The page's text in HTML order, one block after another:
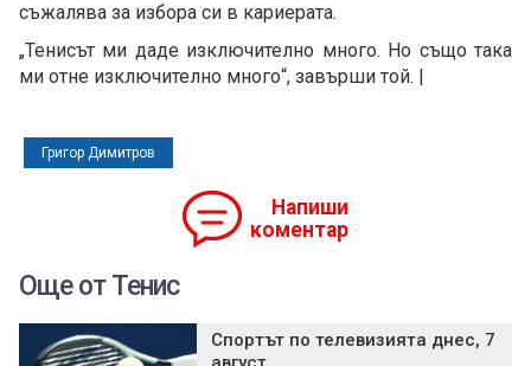
съжалява за избора си в кариерата.
„Тенисът ми даде изключително много. Но също така
ми отне изключително много“, завърши той. |
Григор Димитров
Напиши
коментар
Още от Тенис
Спортът по телевизията днес, 7